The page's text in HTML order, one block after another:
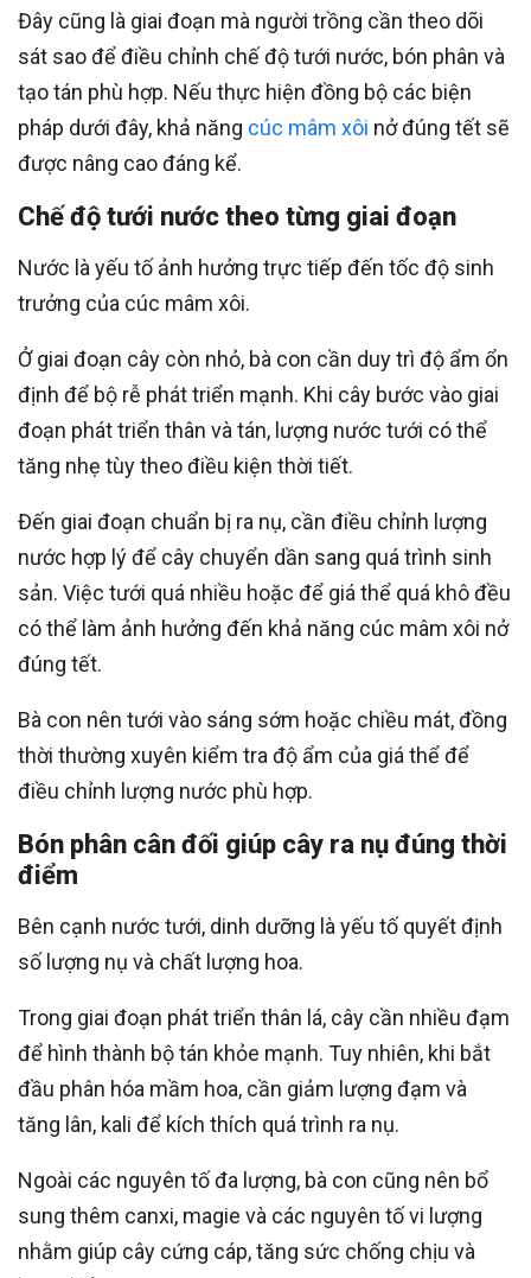
Đây cũng là giai đoạn mà người trồng cần theo dõi
sát sao để điều chỉnh chế độ tưới nước, bón phân và
tạo tán phù hợp. Nếu thực hiện đồng bộ các biện
pháp dưới đây, khả năng cúc mâm xôi nở đúng tết sẽ
được nâng cao đáng kể.
Chế độ tưới nước theo từng giai đoạn
Nước là yếu tố ảnh hưởng trực tiếp đến tốc độ sinh
trưởng của cúc mâm xôi.
Ở giai đoạn cây còn nhỏ, bà con cần duy trì độ ẩm ổn
định để bộ rễ phát triển mạnh. Khi cây bước vào giai
đoạn phát triển thân và tán, lượng nước tưới có thể
tăng nhẹ tùy theo điều kiện thời tiết.
Đến giai đoạn chuẩn bị ra nụ, cần điều chỉnh lượng
nước hợp lý để cây chuyển dần sang quá trình sinh
sản. Việc tưới quá nhiều hoặc để giá thể quá khô đều
có thể làm ảnh hưởng đến khả năng cúc mâm xôi nở
đúng tết.
Bà con nên tưới vào sáng sớm hoặc chiều mát, đồng
thời thường xuyên kiểm tra độ ẩm của giá thể để
điều chỉnh lượng nước phù hợp.
Bón phân cân đối giúp cây ra nụ đúng thời
điểm
Bên cạnh nước tưới, dinh dưỡng là yếu tố quyết định
số lượng nụ và chất lượng hoa.
Trong giai đoạn phát triển thân lá, cây cần nhiều đạm
để hình thành bộ tán khỏe mạnh. Tuy nhiên, khi bắt
đầu phân hóa mầm hoa, cần giảm lượng đạm và
tăng lân, kali để kích thích quá trình ra nụ.
Ngoài các nguyên tố đa lượng, bà con cũng nên bổ
sung thêm canxi, magie và các nguyên tố vi lượng
nhằm giúp cây cứng cáp, tăng sức chống chịu và